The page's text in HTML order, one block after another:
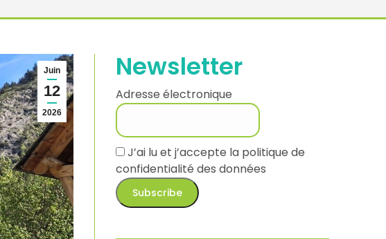
Juin
12
2026
Newsletter
Adresse électronique
J’ai lu et j’accepte la politique de
confidentialité des données